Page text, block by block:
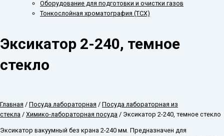
Оборудование для подготовки и очистки газов
Тонкослойная хроматография (ТСХ)
Эксикатор 2-240, темное
стекло
Главная / Посуда лабораторная / Посуда лабораторная из
стекла / Химико-лабораторная посуда / Эксикатор 2-240, темное стекло
Эксикатор вакуумный без крана 2-240 мм. Предназначен для